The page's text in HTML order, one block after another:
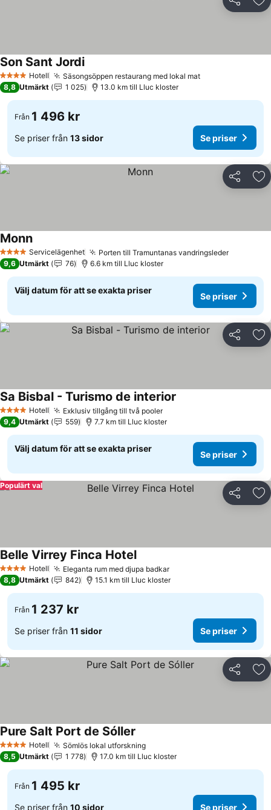
Dela
4 StjärnorHotell Säsongsöppen restaurang med lokal matSe priser
Son Sant JordiSe priser
8,8 Utmärkt 1 025 13.0 km till Lluc kloster
Från 1 496 kr
Se priser från 13 sidor Se priser
Dela
4 StjärnorServicelägenhet Porten till Tramuntanas vandringslederSe priser
MonnSe priser
9,6 Utmärkt 76 6.6 km till Lluc kloster
Välj datum för att se exakta priser
Se priser
Dela
4 StjärnorHotell Exklusiv tillgång till två poolerSe priser
Sa Bisbal - Turismo de interior
9,4 Utmärkt 559 7.7 km till Lluc kloster
Välj datum för att se exakta priser
Se priser
Dela
Populärt val
4 StjärnorHotell Eleganta rum med djupa badkarSe priser
Belle Virrey Finca HotelSe priser
8,8 Utmärkt 842 15.1 km till Lluc kloster
Från 1 237 kr
Se priser från 11 sidor Se priser
Dela
4 StjärnorHotell Sömlös lokal utforskningSe priser
Pure Salt Port de Sóller
8,5 Utmärkt 1 778 17.0 km till Lluc kloster
Från 1 495 kr
Se priser från 10 sidor Se priser